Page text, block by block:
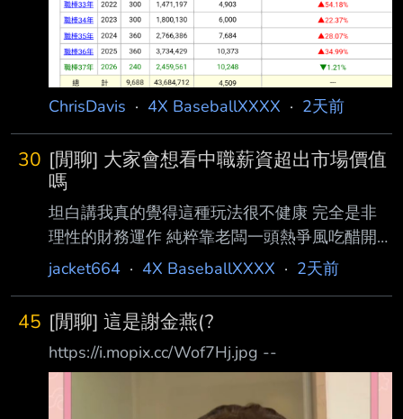
ChrisDavis · 4X BaseballXXXX · 2天前
30 [閒聊] 大家會想看中職薪資超出市場價值
嗎
坦白講我真的覺得這種玩法很不健康 完全是非
理性的財務運作 純粹靠老闆一頭熱爭風吃醋開
出來的價錢 這是能持續多久？ 所有加盟的球隊
反逼中職開一些不合理的數字 我真的建議領隊
會議開始討論薪資上限 ----- Sent from JPTT on
my iPhone -- 希望如此，現在給球員待遇已經不
籃版也開始質疑這個數字了 有能力破紀錄的都
jacket664 · 4X BaseballXXXX · 2天前
45 [閒聊] 這是謝金燕(?
https://i.mopix.cc/Wof7Hj.jpg --